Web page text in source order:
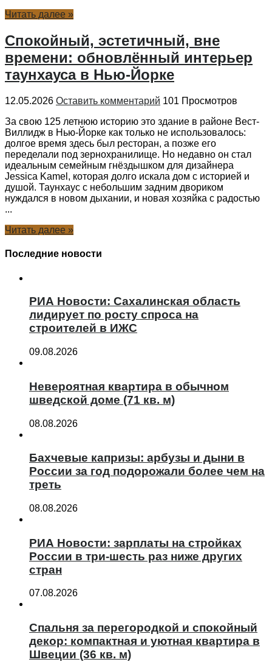
Читать далее »
Спокойный, эстетичный, вне
времени: обновлённый интерьер
таунхауса в Нью-Йорке
12.05.2026 Оставить комментарий 101 Просмотров
За свою 125 летнюю историю это здание в районе Вест-
Виллидж в Нью-Йорке как только не использовалось:
долгое время здесь был ресторан, а позже его
переделали под зернохранилище. Но недавно он стал
идеальным семейным гнёздышком для дизайнера
Jessica Kamel, которая долго искала дом с историей и
душой. Таунхаус с небольшим задним двориком
нуждался в новом дыхании, и новая хозяйка с радостью
...
Читать далее »
Последние новости
РИА Новости: Сахалинская область
лидирует по росту спроса на
строителей в ИЖС
09.08.2026
Невероятная квартира в обычном
шведской доме (71 кв. м)
08.08.2026
Бахчевые капризы: арбузы и дыни в
России за год подорожали более чем на
треть
08.08.2026
РИА Новости: зарплаты на стройках
России в три-шесть раз ниже других
стран
07.08.2026
Спальня за перегородкой и спокойный
декор: компактная и уютная квартира в
Швеции (36 кв. м)